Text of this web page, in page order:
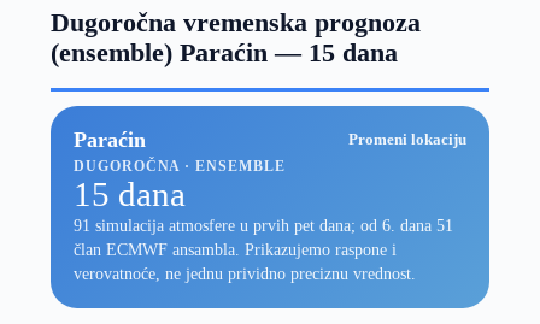
Dugoročna vremenska prognoza
(ensemble) Paraćin — 15 dana
Paraćin Promeni lokaciju
DUGOROČNA · ENSEMBLE
15 dana
91 simulacija atmosfere u prvih pet dana; od 6. dana 51
član ECMWF ansambla. Prikazujemo raspone i
verovatnoće, ne jednu prividno preciznu vrednost.